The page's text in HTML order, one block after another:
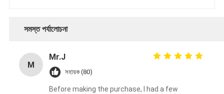
সমস্ত পর্যালোচনা
M
Mr.J
সহায়ক (80)
Before making the purchase, I had a few